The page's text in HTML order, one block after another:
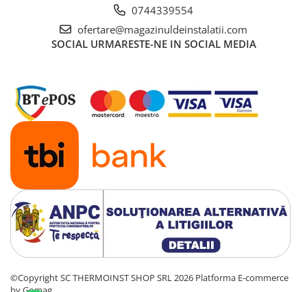
0744339554
ofertare@magazinuldeinstalatii.com
SOCIAL URMARESTE-NE IN SOCIAL MEDIA
©Copyright SC THERMOINST SHOP SRL 2026 Platforma E-commerce